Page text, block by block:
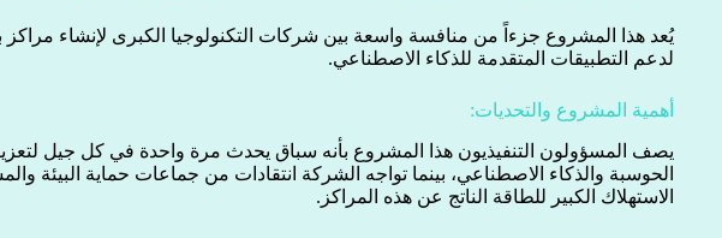
يُعد هذا المشروع جزءاً من منافسة واسعة بين شركات التكنولوجيا الكبرى لإنشاء
لدعم التطبيقات المتقدمة للذكاء الاصطناعي.
أهمية المشروع والتحديات:
يصف المسؤولون التنفيذيون هذا المشروع بأنه سباق يحدث مرة واحدة في كل جيل
الحوسبة والذكاء الاصطناعي، بينما تواجه الشركة انتقادات من جماعات حماية البيئة
الاستهلاك الكبير للطاقة الناتج عن هذه المراكز.